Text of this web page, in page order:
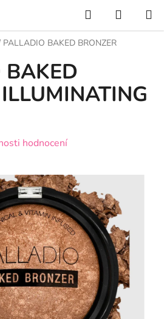
Hledat
KOŠÍK
PALLADIO BAKED BRONZER
hodnocení